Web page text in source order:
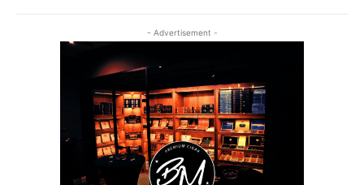
- Advertisement -